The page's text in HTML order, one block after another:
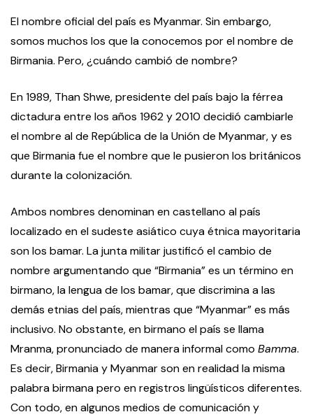
El nombre oficial del país es Myanmar. Sin embargo,
somos muchos los que la conocemos por el nombre de
Birmania. Pero, ¿cuándo cambió de nombre?
En 1989, Than Shwe, presidente del país bajo la férrea
dictadura entre los años 1962 y 2010 decidió cambiarle
el nombre al de República de la Unión de Myanmar, y es
que Birmania fue el nombre que le pusieron los británicos
durante la colonización.
Ambos nombres denominan en castellano al país
localizado en el sudeste asiático cuya étnica mayoritaria
son los bamar. La junta militar justificó el cambio de
nombre argumentando que “Birmania” es un término en
birmano, la lengua de los bamar, que discrimina a las
demás etnias del país, mientras que “Myanmar” es más
inclusivo. No obstante, en birmano el país se llama
Mranma, pronunciado de manera informal como Bamma.
Es decir, Birmania y Myanmar son en realidad la misma
palabra birmana pero en registros lingüísticos diferentes.
Con todo, en algunos medios de comunicación y